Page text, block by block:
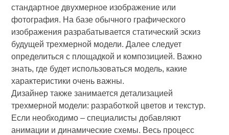
стандартное двухмерное изображение или
фотография. На базе обычного графического
изображения разрабатывается статический эскиз
будущей трехмерной модели. Далее следует
определиться с площадкой и композицией. Важно
знать, где будет использоваться модель, какие
характеристики очень важны.
Дизайнер также занимается детализацией
трехмерной модели: разработкой цветов и текстур.
Если необходимо – специалисты добавляют
анимации и динамические схемы. Весь процесс